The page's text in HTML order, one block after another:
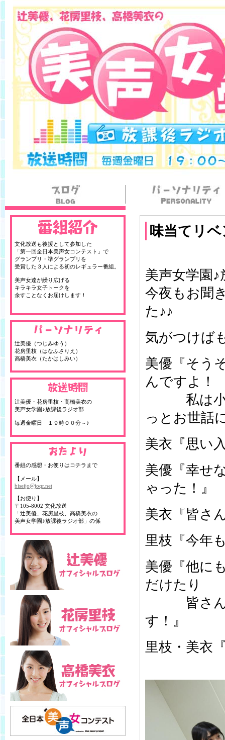
味当てリ
美声女学園
今夜もお聞
た♪♪
気がつけば
美優『そう
んですよ！
私は小さ
っとお世話
美衣『思い
美優『幸せ
ゃった！』
美衣『皆さ
里枝『今年
美優『他に
だけたり
皆さんい
す！』
里枝・美衣
文化放送も後援として参加した
「第一回全日本美声女コンテスト」で
グランプリ・準グランプリを
受賞した３人による初のレギュラー番組。
美声女達が繰り広げる
キラキラ女子トークを
余すことなくお届けします！
辻美優（つじみゆう）
花房里枝（はなふさりえ）
高橋美衣（たかはしみい）
辻美優・花房里枝・高橋美衣の
美声女学園♪放課後ラジオ部
毎週金曜日 １９時００分～♪
番組の感想・お便りはコチラまで
【メール】
biseijo@joqr.net
【お便り】
〒105-8002 文化放送
「辻美優、花房里枝、高橋美衣の
美声女学園♪放課後ラジオ部」の係